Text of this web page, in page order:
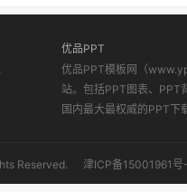
优品PPT
优品PPT模板网（
站。包括PPT图表、PPT
国内最大最权威的PPT下
Reserved. 津ICP备15001961号